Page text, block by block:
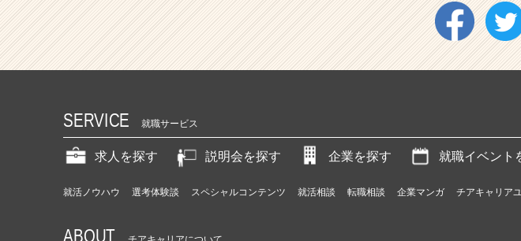
SERVICE 就職サービス
求人を探す 説明会を探す 企業を探す 就職イベント
就活ノウハウ 選考体験談 スペシャルコンテンツ 就活相談 転職相談 企業マンガ チアキャリア
ABOUT